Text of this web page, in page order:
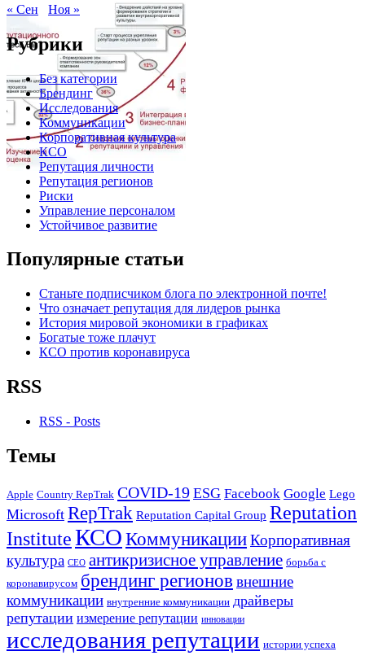
« Сен
Ноя »
Рубрики
Без категории
Брендинг
Исследования
Коммуникации
Корпоративная культура
КСО
Репутация личности
Репутация регионов
Риски
Управление персоналом
Устойчивое развитие
Популярные статьи
Станьте подписчиком блога по электронной почте!
Что означает репутация для лидеров рынка
История мировой экономики в графиках
Богатые тоже плачут
КСО против коронавируса
RSS
RSS - Posts
Темы
Apple Country RepTrak COVID-19 ESG Facebook Google Lego
Microsoft RepTrak Reputation Capital Group Reputation
InstituteКСО КоммуникацииКорпоративная
культура СЕО антикризисное управление борьба с
коронавирусом брендинг регионов внешние
коммуникации внутренние коммуникации драйверы
репутации измерение репутации инновации
исследования репутации истории успеха